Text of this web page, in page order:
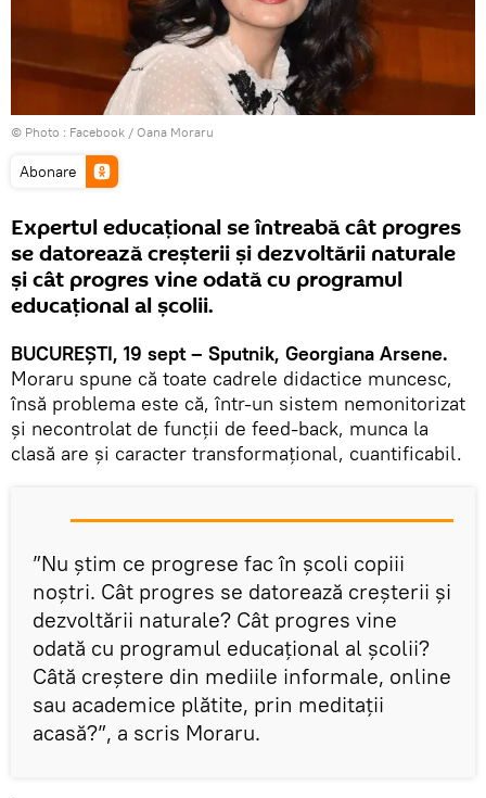
© Photo : Facebook / Oana Moraru
Abonare
Expertul educațional se întreabă cât progres
se datorează creșterii și dezvoltării naturale
și cât progres vine odată cu programul
educațional al școlii.
BUCUREȘTI, 19 sept – Sputnik, Georgiana Arsene.
Moraru spune că toate cadrele didactice muncesc,
însă problema este că, într-un sistem nemonitorizat
și necontrolat de funcții de feed-back, munca la
clasă are și caracter transformațional, cuantificabil.
”Nu știm ce progrese fac în școli copiii
noștri. Cât progres se datorează creșterii și
dezvoltării naturale? Cât progres vine
odată cu programul educațional al școlii?
Câtă creștere din mediile informale, online
sau academice plătite, prin meditații
acasă?”, a scris Moraru.